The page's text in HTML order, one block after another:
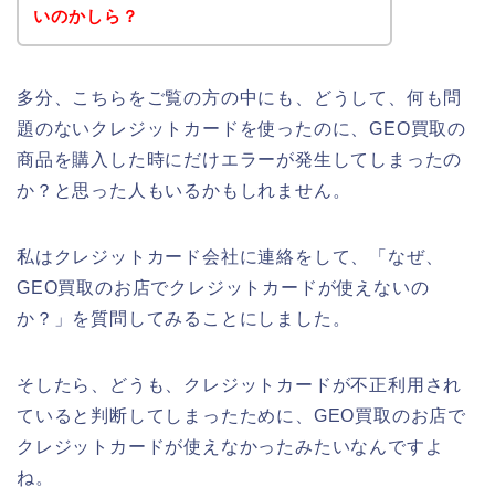
いのかしら？
多分、こちらをご覧の方の中にも、どうして、何も問
題のないクレジットカードを使ったのに、GEO買取の
商品を購入した時にだけエラーが発生してしまったの
か？と思った人もいるかもしれません。
私はクレジットカード会社に連絡をして、「なぜ、
GEO買取のお店でクレジットカードが使えないの
か？」を質問してみることにしました。
そしたら、どうも、クレジットカードが不正利用され
ていると判断してしまったために、GEO買取のお店で
クレジットカードが使えなかったみたいなんですよ
ね。